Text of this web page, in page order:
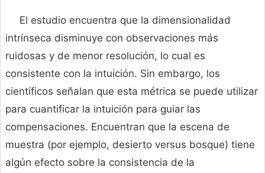
El estudio encuentra que la dimensionalidad
intrínseca disminuye con observaciones más
ruidosas y de menor resolución, lo cual es
consistente con la intuición. Sin embargo, los
científicos señalan que esta métrica se puede utilizar
para cuantificar la intuición para guiar las
compensaciones. Encuentran que la escena de
muestra (por ejemplo, desierto versus bosque) tiene
algún efecto sobre la consistencia de la